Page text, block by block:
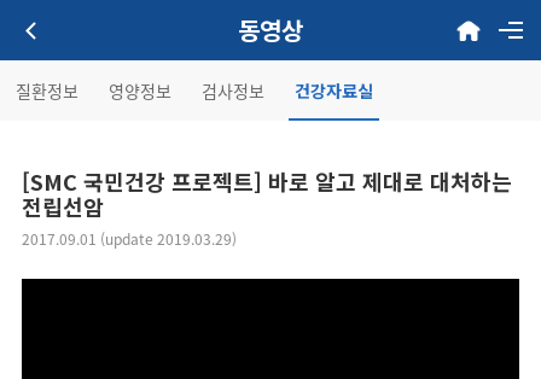
동영상
질환정보 영양정보 검사정보 건강자료실
[SMC 국민건강 프로젝트] 바로 알고 제대로 대처하는
전립선암
2017.09.01 (update 2019.03.29)